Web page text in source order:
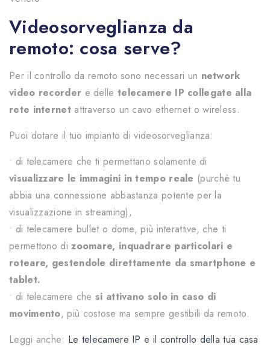
Videosorveglianza da
remoto: cosa serve?
Per il controllo da remoto sono necessari un network
video recorder e delle telecamere IP collegate alla
rete internetattraverso un cavo ethernet o wireless.
Puoi dotare il tuo impianto di videosorveglianza:
• di telecamere che ti permettano solamente di
visualizzare le immagini in tempo reale (purchè tu
abbia una connessione abbastanza potente per la
visualizzazione in streaming),
• di telecamere bullet o dome, più interattive, che ti
permettono dizoomare, inquadrare particolari e
roteare, gestendole direttamente da smartphone e
tablet.
• di telecamere che si attivano solo in caso di
movimento, più costose ma sempre gestibili da remoto.
Leggi anche: Le telecamere IP e il controllo della tua casa